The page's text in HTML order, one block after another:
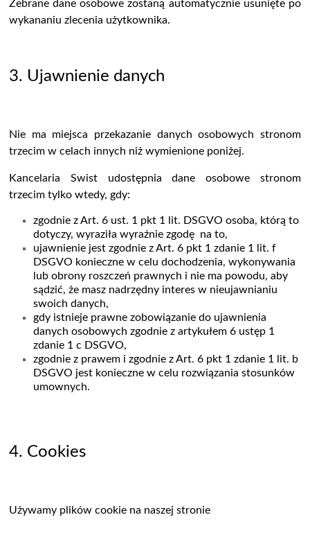
Zebrane dane osobowe zostaną automatycznie usunięte po
wykananiu zlecenia użytkownika.
3. Ujawnienie danych
Nie ma miejsca przekazanie danych osobowych stronom
trzecim w celach innych niż wymienione poniżej.
Kancelaria Swist udostępnia dane osobowe stronom
trzecim tylko wtedy, gdy:
zgodnie z Art. 6 ust. 1 pkt 1 lit. DSGVO osoba, którą to
dotyczy, wyraziła wyraźnie zgodę na to,
ujawnienie jest zgodnie z Art. 6 pkt 1 zdanie 1 lit. f
DSGVO konieczne w celu dochodzenia, wykonywania
lub obrony roszczeń prawnych i nie ma powodu, aby
sądzić, że masz nadrzędny interes w nieujawnianiu
swoich danych,
gdy istnieje prawne zobowiązanie do ujawnienia
danych osobowychzgodnie z artykułem 6 ustęp 1
zdanie 1 c DSGVO,
zgodnie z prawem i zgodnie z Art. 6 pkt 1 zdanie 1 lit. b
DSGVO jest konieczne w celu rozwiązania stosunków
umownych.
4. Cookies
Używamy plików cookie na naszej stronie